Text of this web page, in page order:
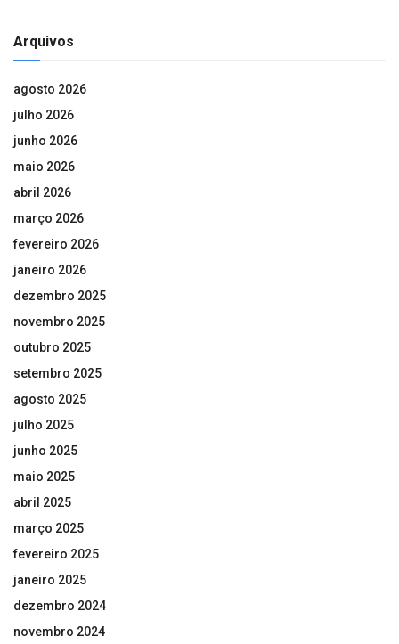
Arquivos
agosto 2026
julho 2026
junho 2026
maio 2026
abril 2026
março 2026
fevereiro 2026
janeiro 2026
dezembro 2025
novembro 2025
outubro 2025
setembro 2025
agosto 2025
julho 2025
junho 2025
maio 2025
abril 2025
março 2025
fevereiro 2025
janeiro 2025
dezembro 2024
novembro 2024